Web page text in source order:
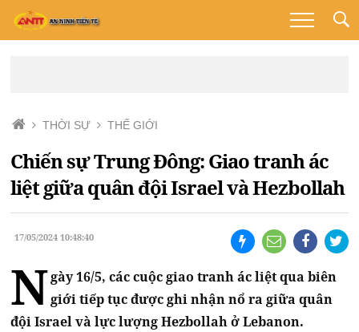
THỜI SỰ THẾ GIỚI
Chiến sự Trung Đông: Giao tranh ác
liệt giữa quân đội Israel và Hezbollah
17/05/2024 10:48:40
Ngày 16/5, các cuộc giao tranh ác liệt qua biên
giới tiếp tục được ghi nhận nổ ra giữa quân
đội Israel và lực lượng Hezbollah ở Lebanon.